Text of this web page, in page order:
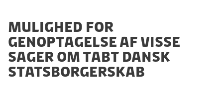
Mulighed for
genoptagelse af visse
sager om tabt dansk
statsborgerskab